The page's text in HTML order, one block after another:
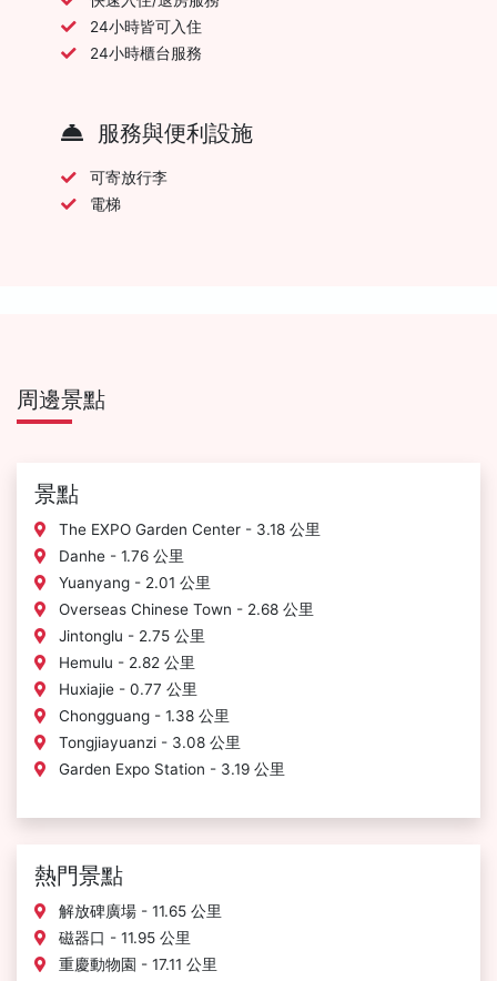
24小時皆可入住
24小時櫃台服務
服務與便利設施
可寄放行李
電梯
周邊景點
景點
The EXPO Garden Center - 3.18 公里
Danhe - 1.76 公里
Yuanyang - 2.01 公里
Overseas Chinese Town - 2.68 公里
Jintonglu - 2.75 公里
Hemulu - 2.82 公里
Huxiajie - 0.77 公里
Chongguang - 1.38 公里
Tongjiayuanzi - 3.08 公里
Garden Expo Station - 3.19 公里
熱門景點
解放碑廣場 - 11.65 公里
磁器口 - 11.95 公里
重慶動物園 - 17.11 公里